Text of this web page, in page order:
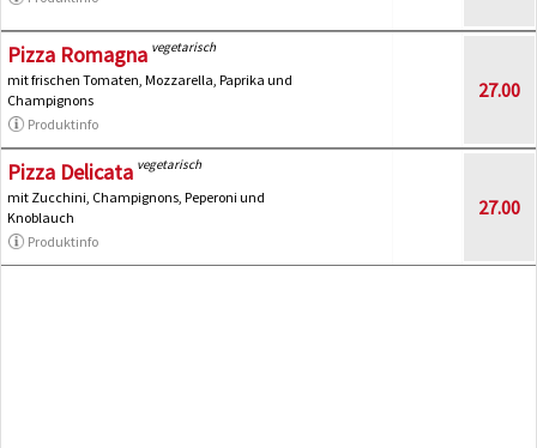
Pizza Romagna vegetarisch
mit frischen Tomaten, Mozzarella, Paprika und
Champignons
Produktinfo
27.00
Pizza Delicata vegetarisch
mit Zucchini, Champignons, Peperoni und
Knoblauch
Produktinfo
27.00